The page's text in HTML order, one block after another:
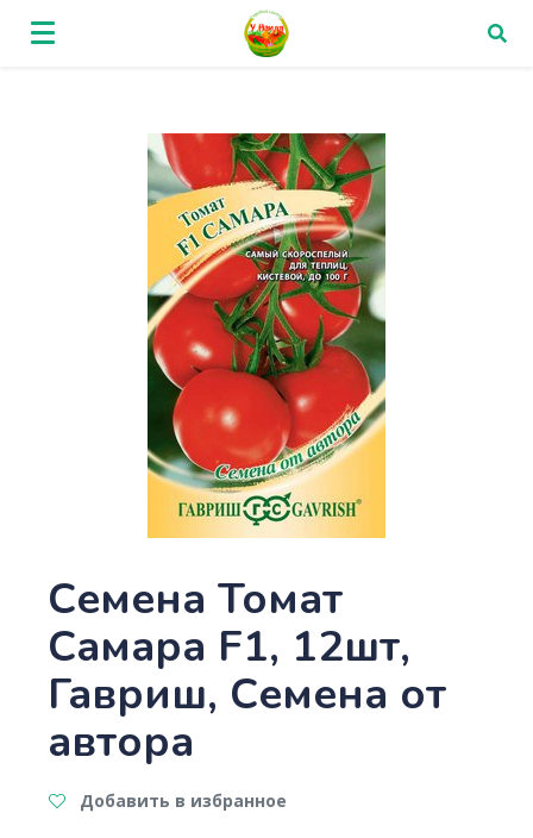
Семена Томат
Самара F1, 12шт,
Гавриш, Семена от
автора
Добавить в избранное